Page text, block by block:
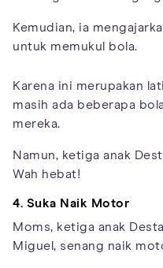
Kemudian, ia
untuk memukul bola.
Karena ini merupakan
masih ada beberapa
mereka.
Namun, ketiga anak
Wah hebat!
4. Suka Naik Motor
Moms, ketiga anak
Miguel, senang naik